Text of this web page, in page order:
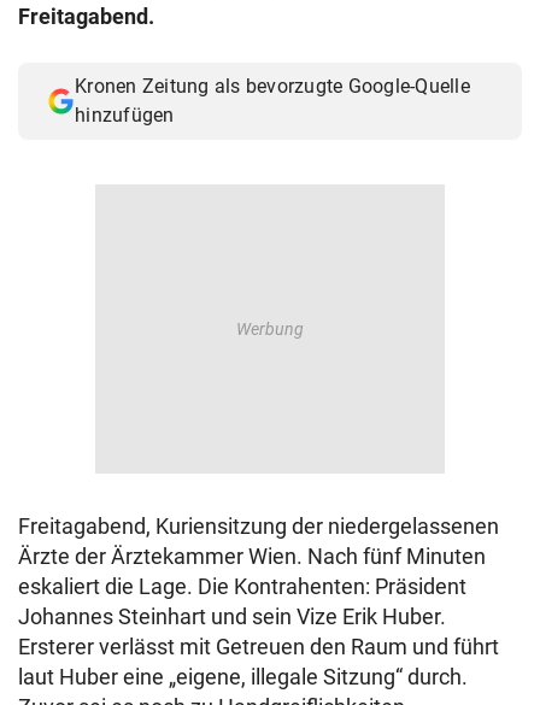
© Krone Multimedia GmbH & Co KG 2026
Freitagabend.
Kronen Zeitung als bevorzugte Google-Quelle
hinzufügen
Freitagabend, Kuriensitzung der niedergelassenen
Ärzte der Ärztekammer Wien. Nach fünf Minuten
eskaliert die Lage. Die Kontrahenten: Präsident
Johannes Steinhart und sein Vize Erik Huber.
Ersterer verlässt mit Getreuen den Raum und führt
laut Huber eine „eigene, illegale Sitzung“ durch.